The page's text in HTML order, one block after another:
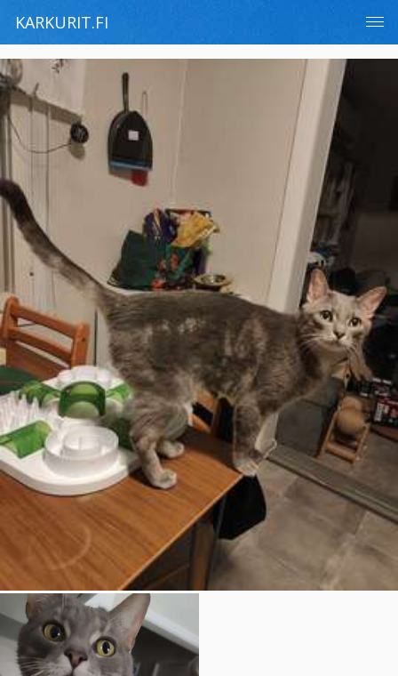
KARKURIT.FI